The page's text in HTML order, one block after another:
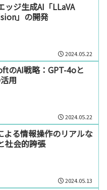
ッジ生成AI「LLaVA
」の開発
2024.05.22
のAI戦略：GPT-4oと
用
2024.05.22
よる情報操作のリアルな
社会的誇張
2024.05.13